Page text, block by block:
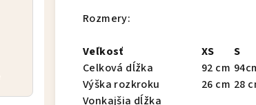
Rozmery:
Veľkosť XS S
Celková dĺžka
92 cm
Výška rozkroku
26 cm 28
Vonkajšia dĺžka